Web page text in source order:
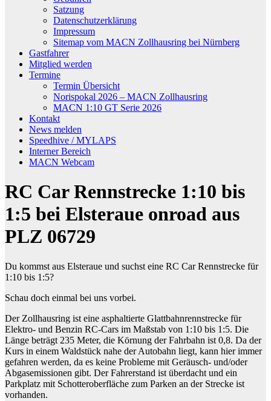
Satzung
Datenschutzerklärung
Impressum
Sitemap vom MACN Zollhausring bei Nürnberg
Gastfahrer
Mitglied werden
Termine
Termin Übersicht
Norispokal 2026 – MACN Zollhausring
MACN 1:10 GT Serie 2026
Kontakt
News melden
Speedhive / MYLAPS
Interner Bereich
MACN Webcam
RC Car Rennstrecke 1:10 bis
1:5 bei Elsteraue onroad aus
PLZ 06729
Du kommst aus Elsteraue und suchst eine RC Car Rennstrecke für
1:10 bis 1:5?
Schau doch einmal bei uns vorbei.
Der Zollhausring ist eine asphaltierte Glattbahnrennstrecke für
Elektro- und Benzin RC-Cars im Maßstab von 1:10 bis 1:5. Die
Länge beträgt 235 Meter, die Körnung der Fahrbahn ist 0,8. Da der
Kurs in einem Waldstück nahe der Autobahn liegt, kann hier immer
gefahren werden, da es keine Probleme mit Geräusch- und/oder
Abgasemissionen gibt. Der Fahrerstand ist überdacht und ein
Parkplatz mit Schotteroberfläche zum Parken an der Strecke ist
vorhanden.